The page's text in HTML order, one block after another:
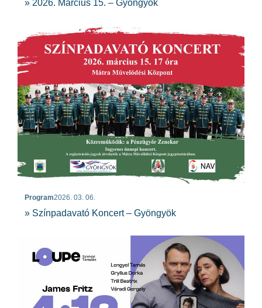
» 2026. Március 15. – Gyöngyök
Program2026. 03. 06.
» Színpadavató Koncert – Gyöngyök